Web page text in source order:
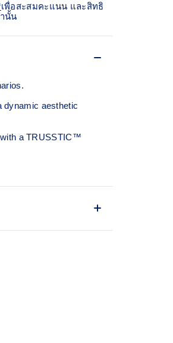
เพื่อสะสมคะแนน และสิทธิ
นั้น
dynamic aesthetic
a TRUSSTIC™